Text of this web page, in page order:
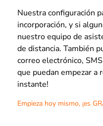
Nuestra configuración
incorporación, y si
nuestro equipo de
de distancia. También
correo electrónico,
que puedan empezar
instante!
Empieza hoy mismo, ¡es